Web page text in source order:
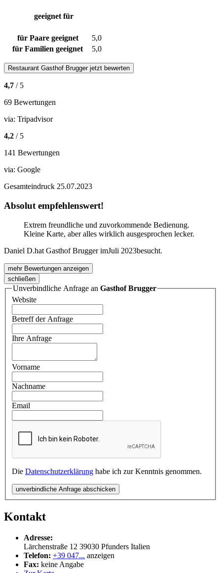
geeignet für
für Paare geeignet
5,0
für Familien geeignet
5,0
Restaurant Gasthof Bruggerjetzt bewerten
4,7 / 5
69 Bewertungen
via: Tripadvisor
4,2 / 5
141 Bewertungen
via: Google
Gesamteindruck 25.07.2023
Absolut empfehlenswert!
Extrem freundliche und zuvorkommende Bedienung.
Kleine Karte, aber alles wirklich ausgesprochen lecker.
Daniel D.hat Gasthof Brugger imJuli 2023besucht.
mehr Bewertungen anzeigen
schließen
Unverbindliche Anfrage an Gasthof Brugger
Website
Betreff der Anfrage
Ihre Anfrage
Vorname
Nachname
Email
Die Datenschutzerklärung habe ich zur Kenntnis genommen.
unverbindliche Anfrage abschicken
Kontakt
Adresse:
Lärchenstraße 12 39030 Pfunders Italien
Telefon: +39 047... anzeigen
Fax: keine Angabe